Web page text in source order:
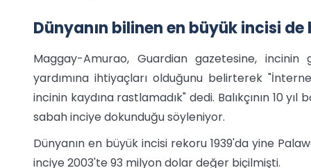
Dünyanın bilinen en büyük incisi de
Maggay-Amurao, Guardian gazetesine, incinin
yardımına ihtiyaçları olduğunu belirterek
incinin kaydına rastlamadık" dedi. Balıkçının 10
sabah inciye dokunduğu söyleniyor.
Dünyanın en büyük incisi rekoru 1939'da yine
inciye 2003'te 93 milyon dolar değer biçilmişti.